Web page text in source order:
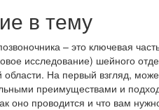
в тему
– это ключевая
исследование) шейного
области. На первый взгляд,
преимуществами и
оно проводится и что вам